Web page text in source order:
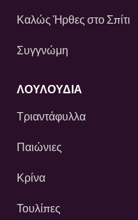
Καλώς Ήρθες στο Σπίτι
Συγγνώμη
ΛΟΥΛΟΎΔΙΑ
Τριαντάφυλλα
Παιώνιες
Κρίνα
Τουλίπες